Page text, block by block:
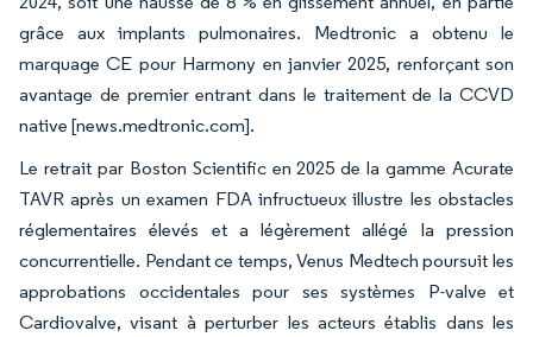
grâce aux implants pulmonaires. Medtronic a obtenu le
marquage CE pour Harmony en janvier 2025, renforçant son
avantage de premier entrant dans le traitement de la CCVD
native [news.medtronic.com].
Le retrait par Boston Scientific en 2025 de la gamme Acurate
TAVR après un examen FDA infructueux illustre les obstacles
réglementaires élevés et a légèrement allégé la pression
concurrentielle. Pendant ce temps, Venus Medtech poursuit les
approbations occidentales pour ses systèmes P-valve et
Cardiovalve, visant à perturber les acteurs établis dans les